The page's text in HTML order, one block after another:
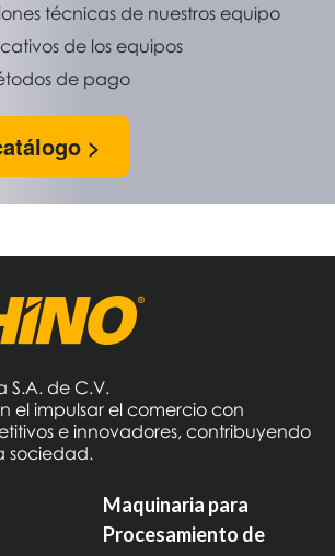
técnicas de nuestros equipo
de los equipos
de pago
>
S.A. de C.V.
el impulsar el comercio con
e innovadores, contribuyendo
sociedad.
Maquinaria para
Procesamiento de